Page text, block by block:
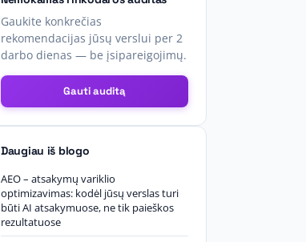
Gaukite konkrečias
rekomendacijas jūsų verslui per 2
darbo dienas — be įsipareigojimų.
Gauti auditą
Daugiau iš blogo
AEO – atsakymų variklio
optimizavimas: kodėl jūsų verslas turi
būti AI atsakymuose, ne tik paieškos
rezultatuose